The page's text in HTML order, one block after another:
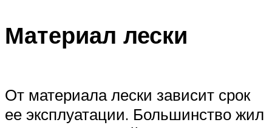
Материал лески
От материала лески зависит срок
ее эксплуатации. Большинство жил